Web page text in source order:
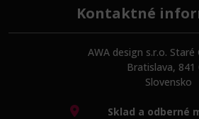
Kontaktné
AWA design s.r.o.
Bratislava, 841
Slovensko
Sklad a odberné